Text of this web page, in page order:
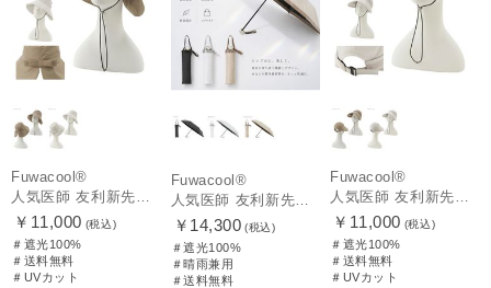
Fuwacool®
￥11,000 (税込)
＃遮光100%
＃送料無料
＃UVカット
Fuwacool®
￥14,300 (税込)
＃遮光100%
＃晴雨兼用
＃送料無料
Fuwacool®
￥11,000 (税込)
＃遮光100%
＃送料無料
＃UVカット